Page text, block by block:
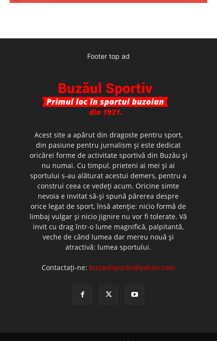
Footer top ad
Acest site a apărut din dragoste pentru sport,
din pasiune pentru jurnalism şi este dedicat
oricărei forme de activitate sportivă din Buzău şi
nu numai. Cu timpul, prieteni ai mei şi ai
sportului s-au alăturat acestui demers, pentru a
construi ceea ce vedeţi acum. Oricine simte
nevoia e invitat să-şi spună părerea despre
orice legat de sport, însă atenţie: nicio formă de
limbaj vulgar şi nicio jignire nu vor fi tolerate. Vă
invit cu drag într-o lume magnifică, palpitantă,
veche de când lumea dar mereu nouă şi
atractivă: lumea sportului.
Contactați-ne: buzaulsportiv@yahoo.com